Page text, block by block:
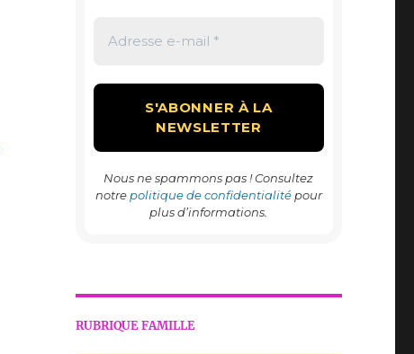
Nous ne spammons pas ! Consultez
notre politique de confidentialitépour
plus d’informations.
RUBRIQUE FAMILLE